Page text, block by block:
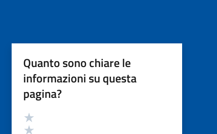
Quanto sono chiare le
informazioni su questa
pagina?
Valutazione